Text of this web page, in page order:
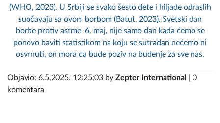
(WHO, 2023). U Srbiji se svako šesto dete i hiljade odraslih
suočavaju sa ovom borbom (Batut, 2023). Svetski dan
borbe protiv astme, 6. maj, nije samo dan kada ćemo se
ponovo baviti statistikom na koju se sutradan nećemo ni
osvrnuti, on mora da bude poziv na buđenje za sve nas.
Objavio: 6.5.2025. 12:25:03 by Zepter International
| 0
komentara